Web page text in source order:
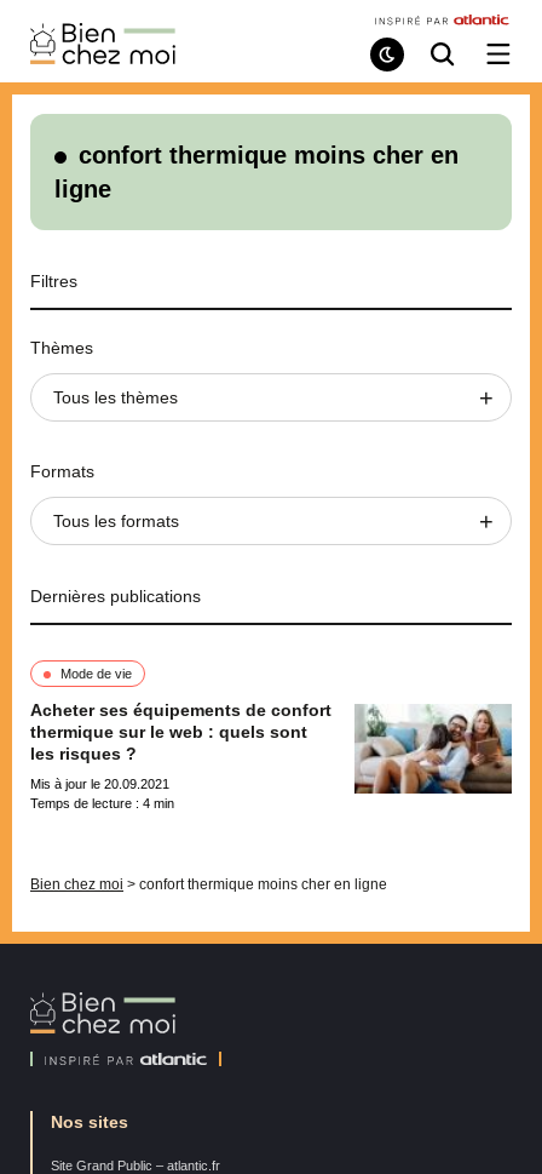
Bien
Chez
Moi
Mode
de
Recherche
/
le
confort thermique moins cher en
ligne
Filtres
Thèmes
Tous les thèmes
Formats
Tous les formats
Dernières publications
Mode de vie
Acheter ses équipements de confort
thermique sur le web : quels sont
les risques ?
Mis à jour le 20.09.2021
Temps de lecture : 4 min
Bien chez moi > confort thermique moins cher en ligne
Bien
Chez
Nos sites
Site Grand Public – atlantic.fr